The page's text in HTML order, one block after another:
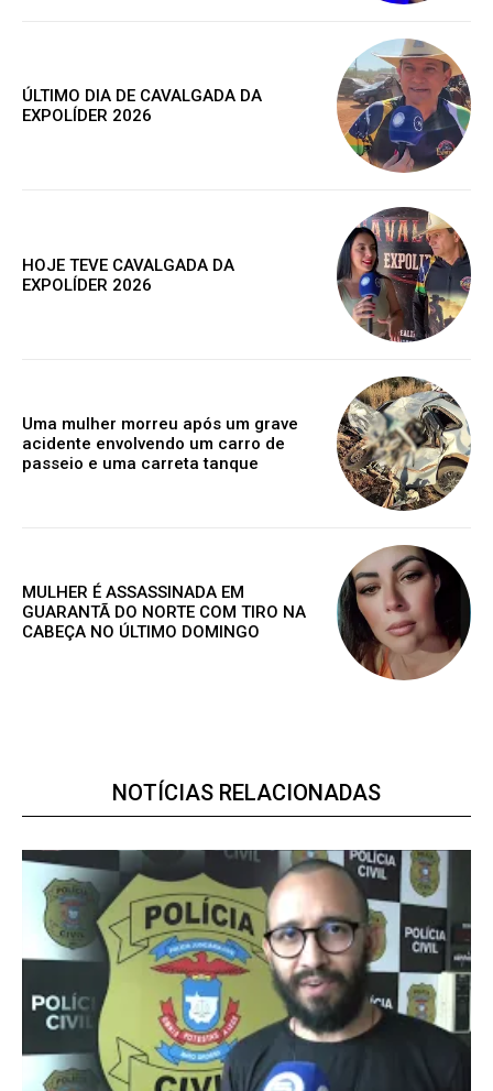
ÚLTIMO DIA DE CAVALGADA DA
EXPOLÍDER 2026
HOJE TEVE CAVALGADA DA
EXPOLÍDER 2026
Uma mulher morreu após um grave
acidente envolvendo um carro de
passeio e uma carreta tanque
MULHER É ASSASSINADA EM
GUARANTÃ DO NORTE COM TIRO NA
CABEÇA NO ÚLTIMO DOMINGO
NOTÍCIAS RELACIONADAS